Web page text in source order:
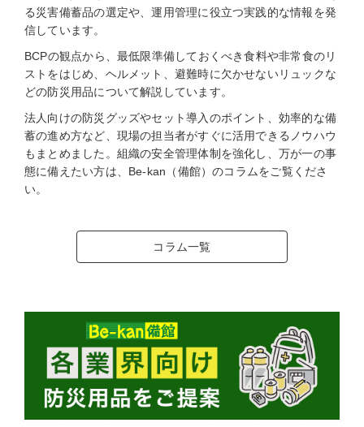
る災害備蓄品の選定や、運用管理に役立つ実践的な情報を発
信しています。
BCPの観点から、最低限準備しておくべき食料や非常食のリ
ストをはじめ、ヘルメット、避難時に欠かせないリュックな
どの防災用品について解説しています。
法人向けの防災グッズやセット導入のポイント、効率的な備
蓄の進め方など、現場の担当者がすぐに活用できるノウハウ
もまとめました。組織の安全管理体制を強化し、万が一の事
態に備えたい方は、Be-kan（備館）のコラムをご覧くださ
い。
コラム一覧